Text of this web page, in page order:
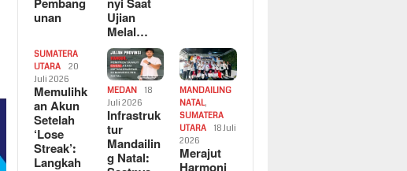
Pembang
unan
nyi Saat
Ujian
Melal…
SUMATERA
UTARA
20
Juli 2026
Memulihk
an Akun
Setelah
‘Lose
Streak’:
Langkah
MEDAN
18
Juli 2026
Infrastruk
tur
Mandailin
g Natal:
MANDAILING
NATAL,
SUMATERA
UTARA
18 Juli
2026
Merajut